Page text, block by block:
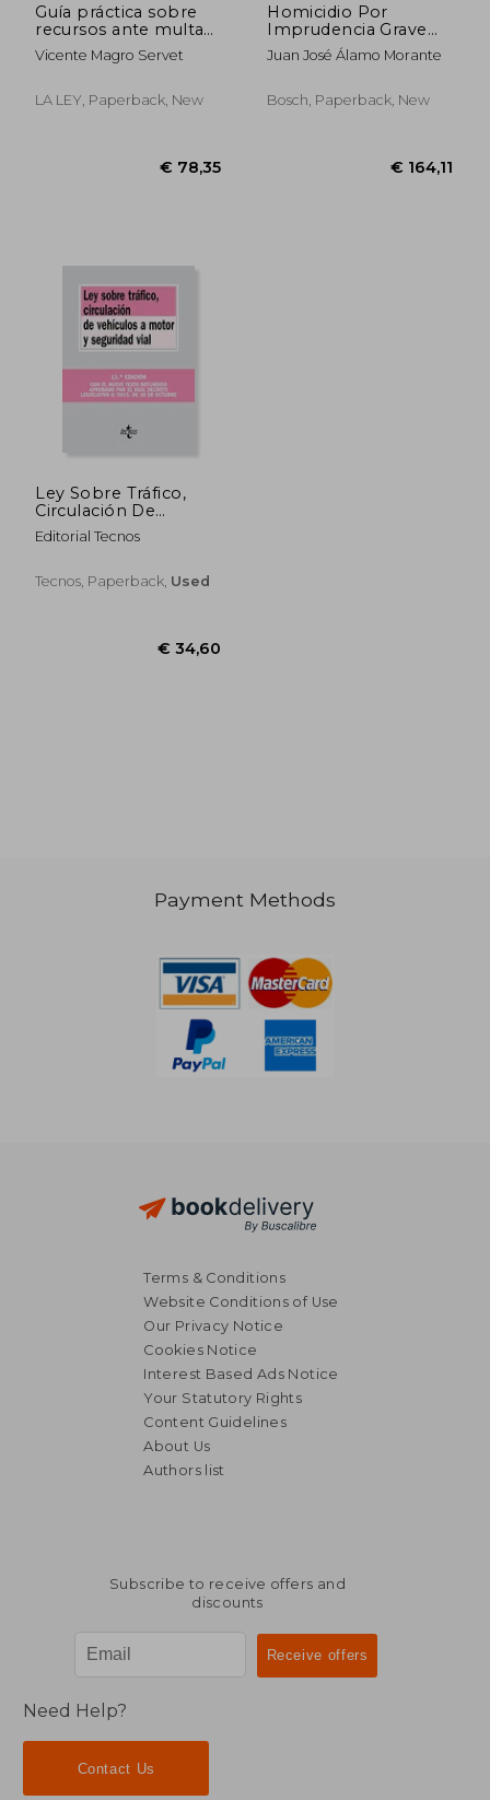
Guía práctica sobre
recursos ante multas
en materia de tráfico
Vicente Magro Servet
LA LEY, Paperback, New
€ 78,35
Homicidio Por
Imprudencia Grave
Derivado De
Accidente De Tráfico
Juan José Álamo Morante
Bosch, Paperback, New
Ley Sobre Tráfico,
Circulación De
Vehículos A Motor Y
Seguridad Vial
De Textos Legales)
Editorial Tecnos
Tecnos, Paperback, Used
Payment Methods
Terms & Conditions
Website Conditions of Use
Our Privacy Notice
Cookies Notice
Interest Based Ads Notice
Your Statutory Rights
Content Guidelines
About Us
Authors list
Subscribe to receive offers and
discounts
Need Help?
Contact Us